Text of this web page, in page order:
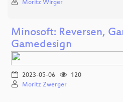
Moritz Wirger
Minosoft: Reversen,
Gamedesign
2023-05-06
120
Moritz Zwerger